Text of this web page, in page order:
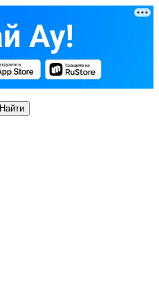
Найти